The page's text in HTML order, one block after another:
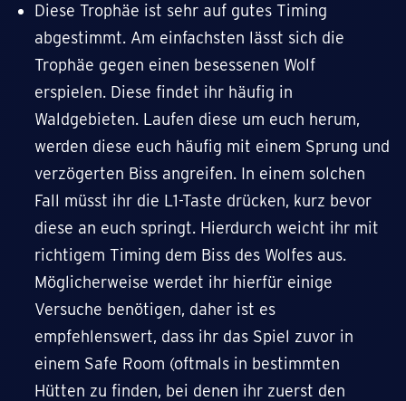
Diese Trophäe ist sehr auf gutes Timing
abgestimmt. Am einfachsten lässt sich die
Trophäe gegen einen besessenen Wolf
erspielen. Diese findet ihr häufig in
Waldgebieten. Laufen diese um euch herum,
werden diese euch häufig mit einem Sprung und
verzögerten Biss angreifen. In einem solchen
Fall müsst ihr die L1-Taste drücken, kurz bevor
diese an euch springt. Hierdurch weicht ihr mit
richtigem Timing dem Biss des Wolfes aus.
Möglicherweise werdet ihr hierfür einige
Versuche benötigen, daher ist es
empfehlenswert, dass ihr das Spiel zuvor in
einem Safe Room (oftmals in bestimmten
Hütten zu finden, bei denen ihr zuerst den